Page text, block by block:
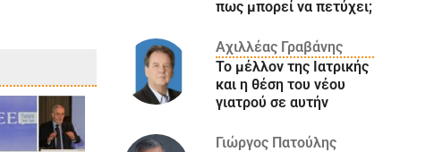
πως μπορεί να πετύχει;
Αχιλλέας Γραβάνης
Το μέλλον της Ιατρικής
και η θέση του νέου
γιατρού σε αυτήν
Γιώργος Πατούλης